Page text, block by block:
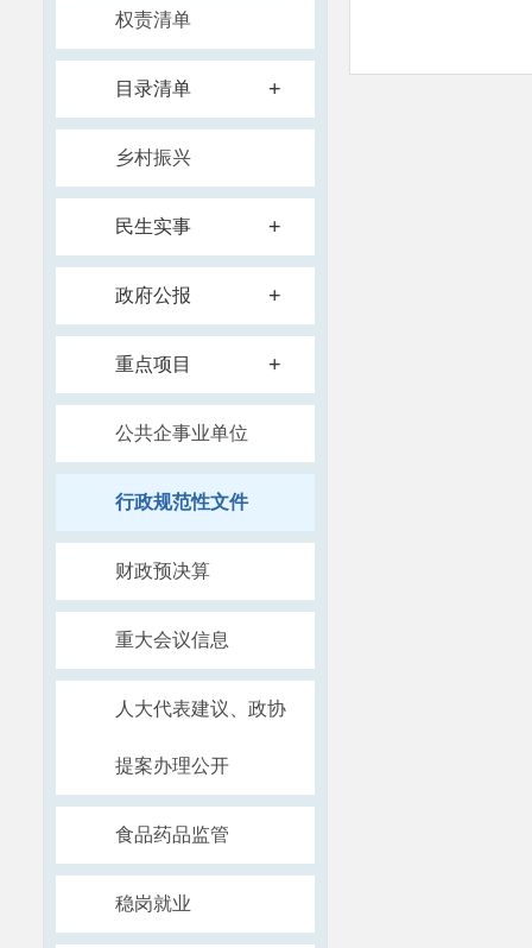
权责清单
目录清单 +
乡村振兴
民生实事 +
政府公报 +
重点项目 +
公共企事业单位
行政规范性文件
财政预决算
重大会议信息
人大代表建议、政协
提案办理公开
食品药品监管
稳岗就业